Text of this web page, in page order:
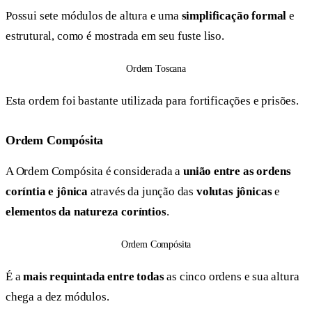
Possui sete módulos de altura e uma simplificação formal e
estrutural, como é mostrada em seu fuste liso.
Ordem Toscana
Esta ordem foi bastante utilizada para fortificações e prisões.
Ordem Compósita
A Ordem Compósita é considerada aunião entre as ordens
coríntia e jônica através da junção das volutas jônicase
elementos da natureza coríntios.
Ordem Compósita
É amais requintada entre todasas cinco ordens e sua altura
chega a dez módulos.